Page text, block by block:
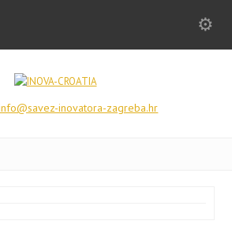
inovatora-zagreba.hr